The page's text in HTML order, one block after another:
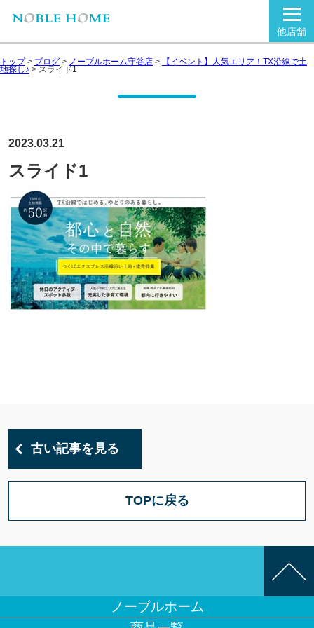
他店舗
トップ> ブログ > ノーブルホーム守谷店 > 【イベント】人気エリア！TX沿線で土
地探し♪ > スライド1
2023.03.21
スライド1
古い記事を見る
TOPに戻る
ノーブルホーム